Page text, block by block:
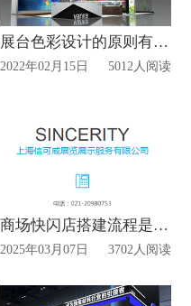
展台色彩设计的原则有哪些？
2022年02月15日 5012人阅读
商场快闪店搭建流程是什么？
2025年03月07日 3702人阅读